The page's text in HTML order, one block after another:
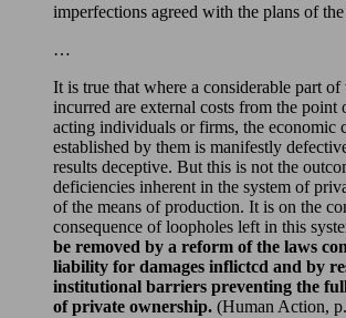
imperfections agreed with the plans of
…
It is true that where a considerable part of
incurred are external costs from the
acting individuals or firms, the economic
established by them is manifestly
results deceptive. But this is not the
deficiencies inherent in the system of
of the means of production. It is on the
consequence of loopholes left in this
be removed by a reform of the laws
liability for damages inflictcd and by
institutional barriers preventing the
of private ownership. (Human Action,